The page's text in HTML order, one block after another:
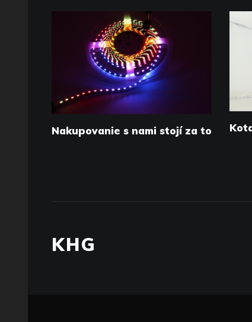
Nakupovanie s nami stojí za to
KHG